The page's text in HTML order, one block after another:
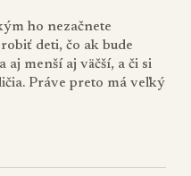
ho nezačnete
deti, čo ak bude
aj menší aj väčší, a či si
Práve preto má veľký